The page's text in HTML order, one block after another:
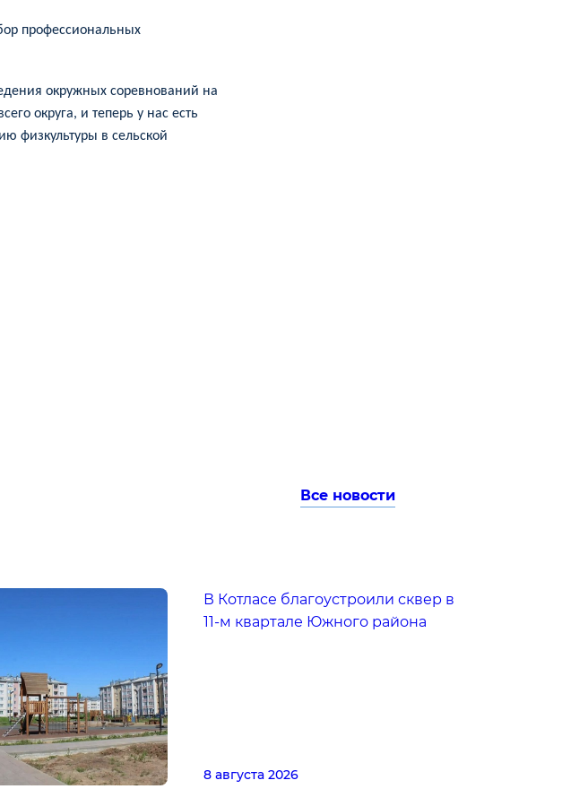
профессиональных
окружных соревнований на
округа, и теперь у нас есть
физкультуры в сельской
Все новости
В Котласе благоустроили сквер в
11-м квартале Южного района
8 августа 2026